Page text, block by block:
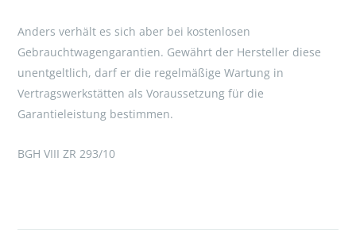
Anders verhält es sich aber bei kostenlosen
Gebrauchtwagengarantien. Gewährt der Hersteller diese
unentgeltlich, darf er die regelmäßige Wartung in
Vertragswerkstätten als Voraussetzung für die
Garantieleistung bestimmen.
BGH VIII ZR 293/10